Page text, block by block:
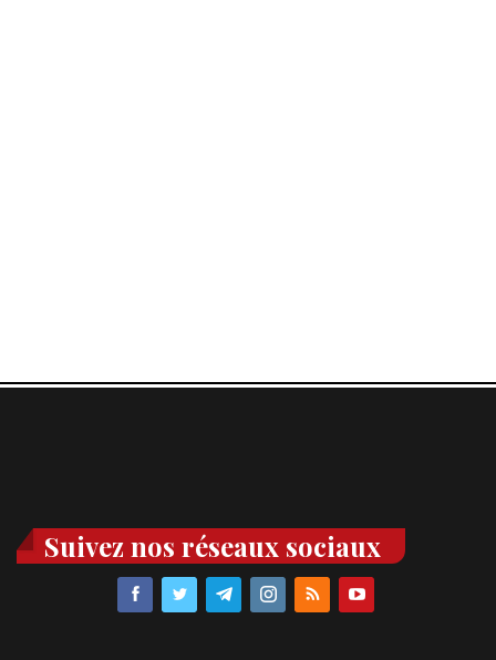
Suivez nos réseaux sociaux